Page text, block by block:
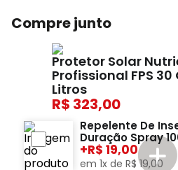
Compre junto
Protetor Solar
Profissional FPS 30
Litros
323,00
Repelente De
Duração Spray
+ 19,00
em 1x de R$ 19,00